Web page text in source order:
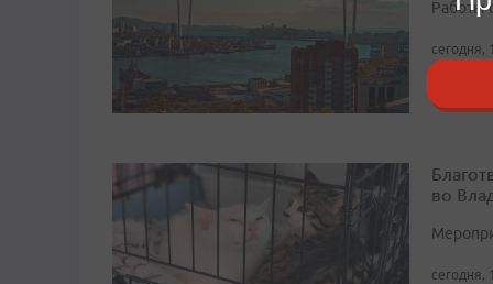
Работы
сегодня,
во
сегодня,